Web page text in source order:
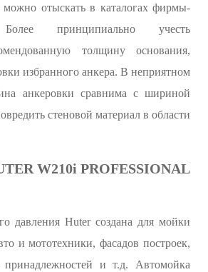
отыскать в каталогах фирмы-
Более принципиально учесть
толщину основания,
избранного анкера. В неприятном
анкеровки сравнима с шириной
стеновой материал в области
W210i PROFESSIONAL
давления Huter создана для мойки
и мототехники, фасадов построек,
принадлежностей и т.д. Автомойка